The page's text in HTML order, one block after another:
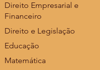
Direito Empresarial e
Financeiro
Direito e Legislação
Educação
Matemática